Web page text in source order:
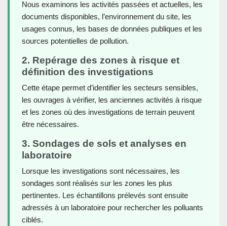
Nous examinons les activités passées et actuelles, les
documents disponibles, l’environnement du site, les
usages connus, les bases de données publiques et les
sources potentielles de pollution.
2. Repérage des zones à risque et
définition des investigations
Cette étape permet d’identifier les secteurs sensibles,
les ouvrages à vérifier, les anciennes activités à risque
et les zones où des investigations de terrain peuvent
être nécessaires.
3. Sondages de sols et analyses en
laboratoire
Lorsque les investigations sont nécessaires, les
sondages sont réalisés sur les zones les plus
pertinentes. Les échantillons prélevés sont ensuite
adressés à un laboratoire pour rechercher les polluants
ciblés.